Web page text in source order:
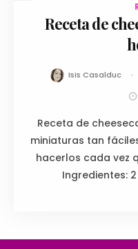
Receta de
Isis Casalduc
Receta de
miniaturas tan
hacerlos cada vez
Ingredientes: